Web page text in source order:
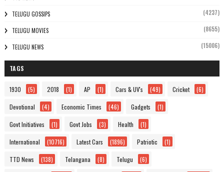
TELUGU GOSSIPS (4237)
TELUGU MOVIES (8655)
TELUGU NEWS (15006)
TAGS
1930 (5) 2018 (1) AP (1) Cars & UV's (49) Cricket (6)
Devotional (4) Economic Times (46) Gadgets (1)
Govt Initiatives (1) Govt Jobs (3) Health (1)
International (10716) Latest Cars (1896) Patriotic (1)
TTD News (138) Telangana (8) Telugu (6)